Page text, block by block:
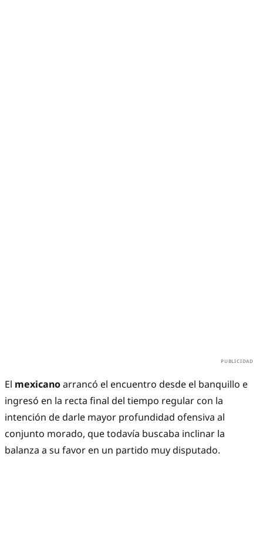
El mexicanoarrancó el encuentro desde el banquillo e
ingresó en la recta final del tiempo regular con la
intención de darle mayor profundidad ofensiva al
conjunto morado, que todavía buscaba inclinar la
balanza a su favor en un partido muy disputado.